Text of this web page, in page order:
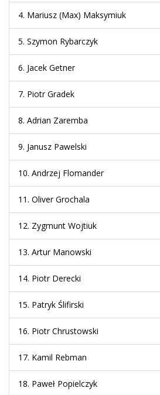
4. Mariusz (Max) Maksymiuk
5. Szymon Rybarczyk
6. Jacek Getner
7. Piotr Gradek
8. Adrian Zaremba
9. Janusz Pawelski
10. Andrzej Flomander
11. Oliver Grochala
12. Zygmunt Wojtiuk
13. Artur Manowski
14. Piotr Derecki
15. Patryk Ślifirski
16. Piotr Chrustowski
17. Kamil Rebman
18. Paweł Popielczyk